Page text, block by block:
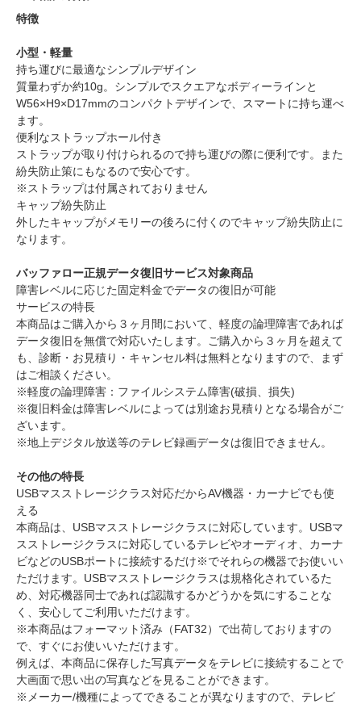
特徴
小型・軽量
持ち運びに最適なシンプルデザイン
質量わずか約10g。シンプルでスクエアなボディーラインと
W56×H9×D17mmのコンパクトデザインで、スマートに持ち運べ
ます。
便利なストラップホール付き
ストラップが取り付けられるので持ち運びの際に便利です。また
紛失防止策にもなるので安心です。
※ストラップは付属されておりません
キャップ紛失防止
外したキャップがメモリーの後ろに付くのでキャップ紛失防止に
なります。
バッファロー正規データ復旧サービス対象商品
障害レベルに応じた固定料金でデータの復旧が可能
サービスの特長
本商品はご購入から３ヶ月間において、軽度の論理障害であれば
データ復旧を無償で対応いたします。ご購入から３ヶ月を超えて
も、診断・お見積り・キャンセル料は無料となりますので、まず
はご相談ください。
※軽度の論理障害：ファイルシステム障害(破損、損失)
※復旧料金は障害レベルによっては別途お見積りとなる場合がご
ざいます。
※地上デジタル放送等のテレビ録画データは復旧できません。
その他の特長
USBマスストレージクラス対応だからAV機器・カーナビでも使
える
本商品は、USBマスストレージクラスに対応しています。USBマ
スストレージクラスに対応しているテレビやオーディオ、カーナ
ビなどのUSBポートに接続するだけ※でそれらの機器でお使いい
ただけます。USBマスストレージクラスは規格化されているた
め、対応機器同士であれば認識するかどうかを気にすることな
く、安心してご利用いただけます。
※本商品はフォーマット済み（FAT32）で出荷しておりますの
で、すぐにお使いいただけます。
例えば、本商品に保存した写真データをテレビに接続することで
大画面で思い出の写真などを見ることができます。
※メーカー/機種によってできることが異なりますので、テレビ